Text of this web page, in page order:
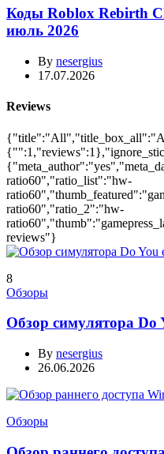
Коды Roblox Rebirth
июль 2026
By nesergius
17.07.2026
Reviews
ratio60","ratio_list":"hw-
ratio60","ratio_2":"hw-
reviews"}
8
Обзоры
Обзор симулятора Do
By nesergius
26.06.2026
Обзоры